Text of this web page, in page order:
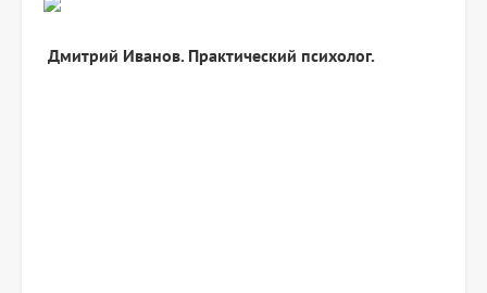
Дмитрий Иванов. Практический психолог.